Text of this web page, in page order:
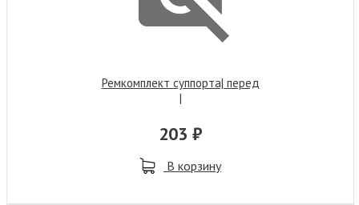
Ремкомплект суппорта| перед
|
203 ₽
В корзину